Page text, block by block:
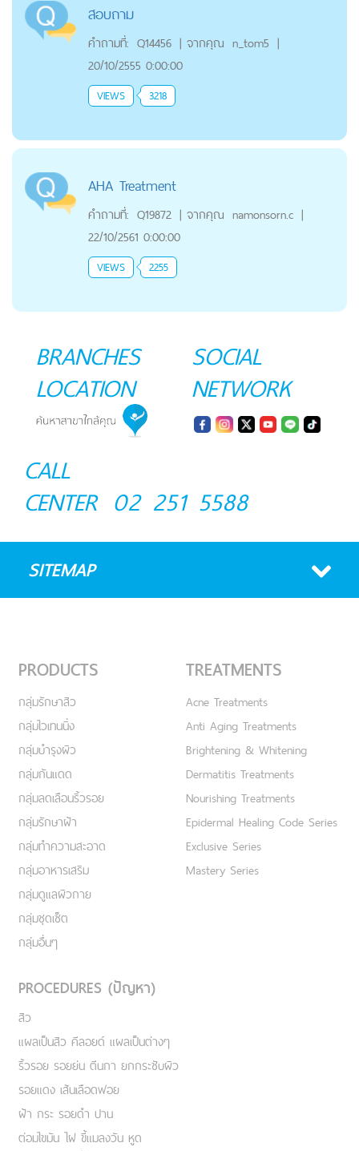
สอบถาม
คำถามที่: Q14456 | จากคุณ n_tom5 |
20/10/2555 0:00:00
VIEWS 3218
AHA Treatment
คำถามที่: Q19872 | จากคุณ namonsorn.c |
22/10/2561 0:00:00
VIEWS 2255
BRANCHES
LOCATION
SOCIAL
NETWORK
CALL
CENTER 02 251 5588
SITEMAP
PRODUCTS
กลุ่มรักษาสิว
กลุ่มไวเทนนิ่ง
กลุ่มบำรุงผิว
กลุ่มกันแดด
กลุ่มลดเลือนริ้วรอย
กลุ่มรักษาฝ้า
กลุ่มทำความสะอาด
กลุ่มอาหารเสริม
กลุ่มดูแลผิวกาย
กลุ่มชุดเซ็ต
กลุ่มอื่นๆ
TREATMENTS
Acne Treatments
Anti Aging Treatments
Brightening & Whitening
Dermatitis Treatments
Nourishing Treatments
Epidermal Healing Code Series
Exclusive Series
Mastery Series
PROCEDURES (ปัญหา)
สิว
แผลเป็นสิว คีลอยด์ แผลเป็นต่างๆ
ริ้วรอย รอยย่น ตีนกา ยกกระชับผิว
รอยแดง เส้นเลือดฟอย
ฝ้า กระ รอยดำ ปาน
ต่อมไขมัน ไฝ ขี้แมลงวัน หูด